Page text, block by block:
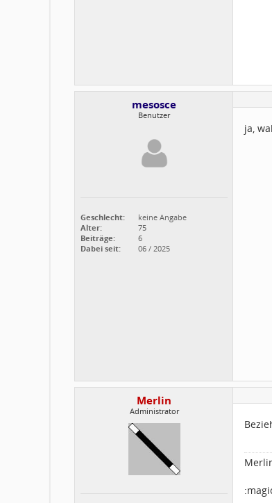
mesosce
Benutzer
Geschlecht:
keine Angabe
Alter:
75
Beiträge:
6
Dabei seit:
06 / 2025
ja,
Merlin
Administrator